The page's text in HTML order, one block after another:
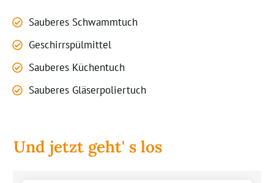
Sauberes Schwammtuch
Geschirrspülmittel
Sauberes Küchentuch
Sauberes Gläserpoliertuch
Und jetzt geht' s los